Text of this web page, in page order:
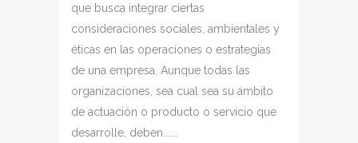
que busca integrar ciertas
consideraciones sociales, ambientales y
éticas en las operaciones o estrategias
de una empresa. Aunque todas las
organizaciones, sea cual sea su ámbito
de actuación o producto o servicio que
desarrolle, deben......